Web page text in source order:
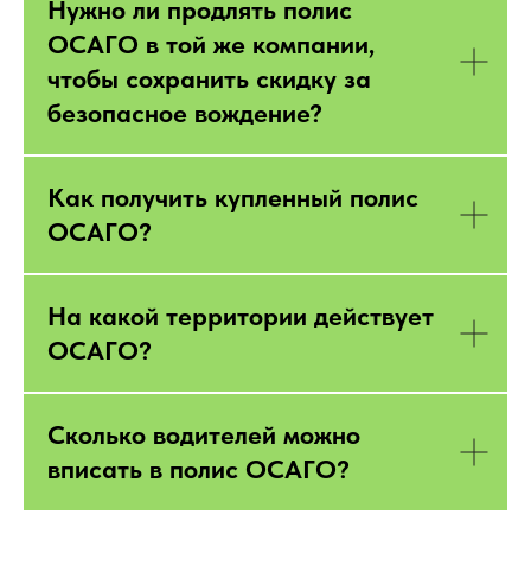
Нужно ли продлять полис
ОСАГО в той же компании,
чтобы сохранить скидку за
безопасное вождение?
Как получить купленный полис
ОСАГО?
На какой территории действует
ОСАГО?
Сколько водителей можно
вписать в полис ОСАГО?